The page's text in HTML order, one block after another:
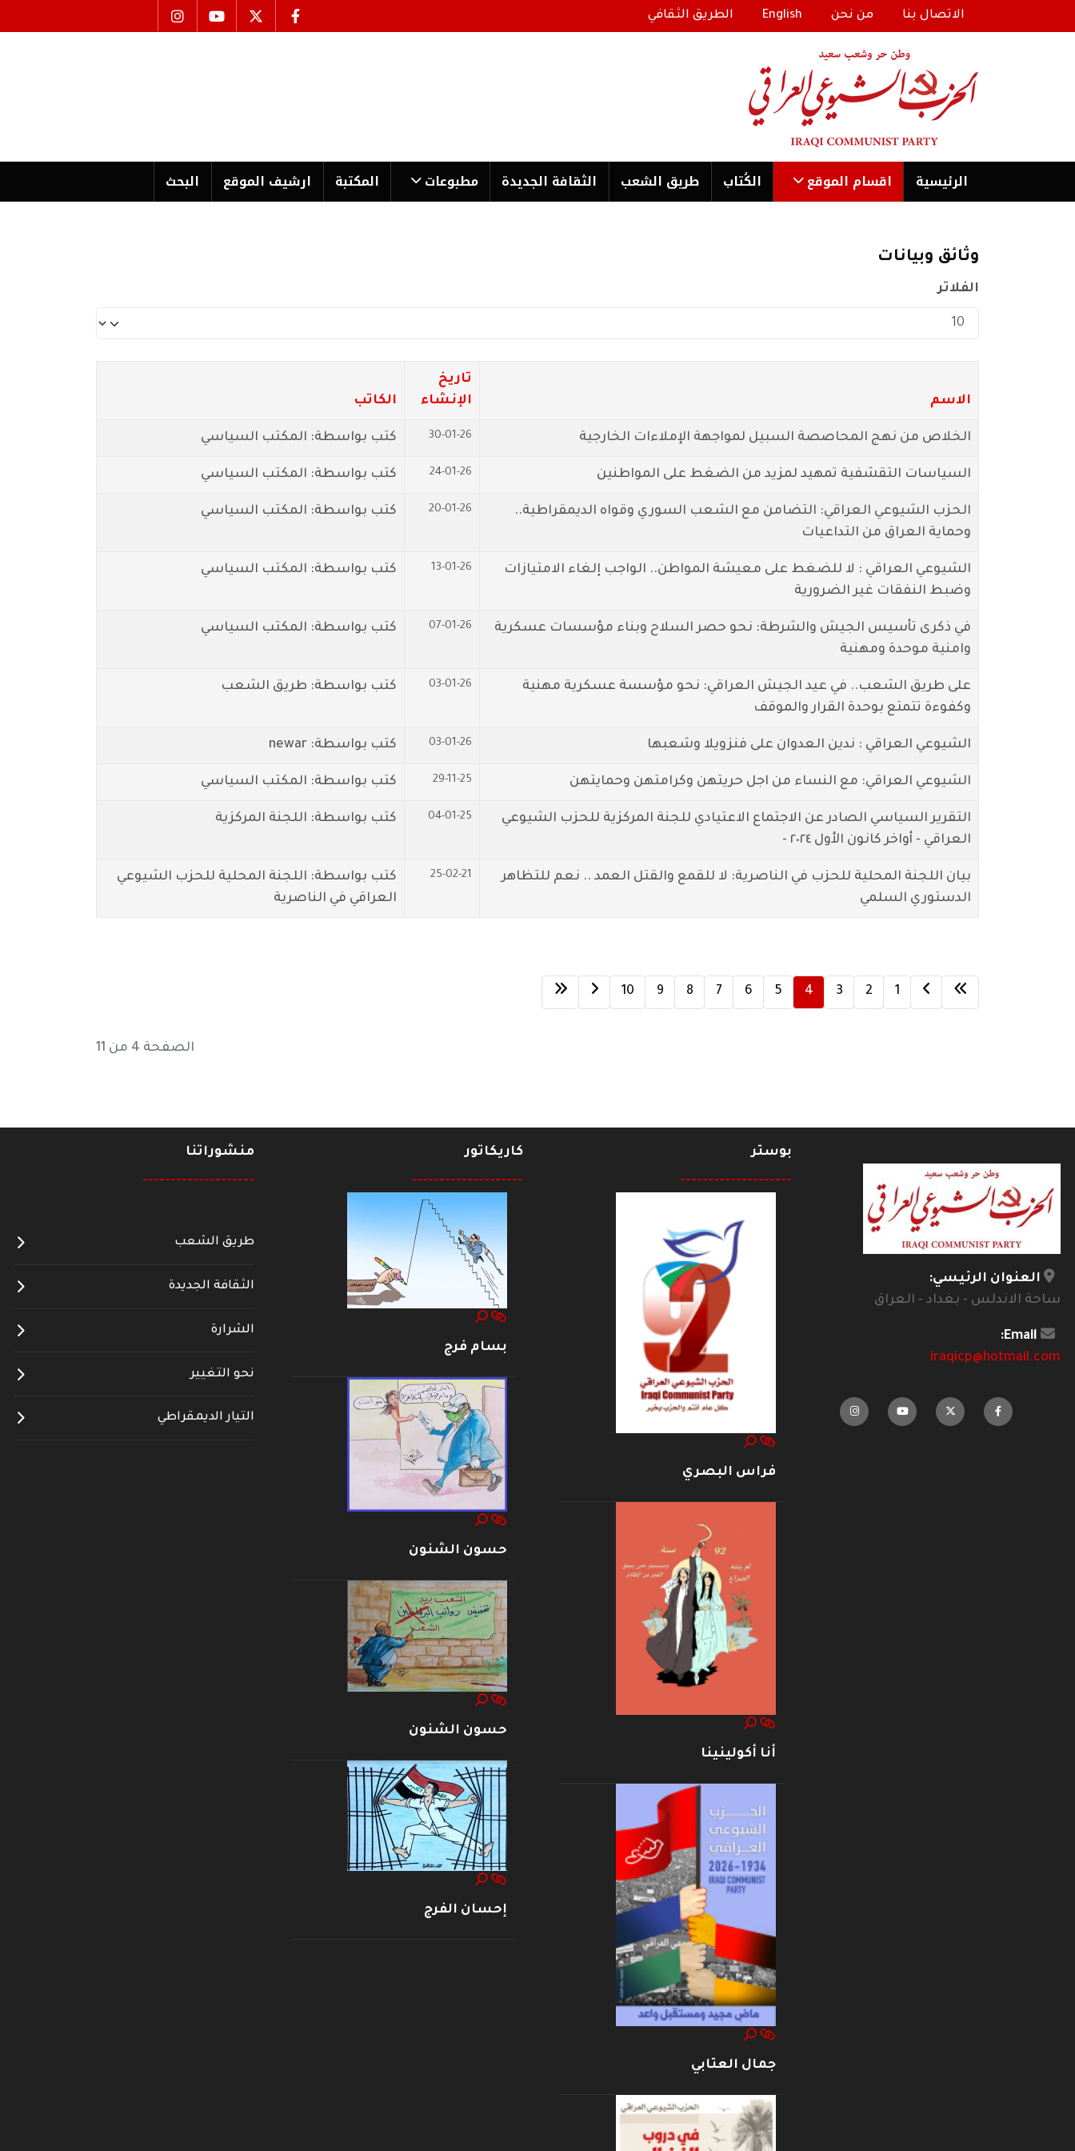
الاتصال بنا من نحن English الطريق الثقافي
الرئیسية اقسام الموقع الكُتاب طریق الشعب الثقافة الجدیدة مطبوعات المكتبة ارشیف الموقع البحث
وثائق وبيانات
الفلاتر
عدد الإظهارات:
الاسم
تاريخ
الإنشاء
الكاتب
الخلاص من نهج المحاصصة السبيل لمواجهة الإملاءات الخارجية 30-01-26 كتب بواسطة: المكتب السياسي
السياسات التقشفية تمهيد لمزيد من الضغط على المواطنين 24-01-26 كتب بواسطة: المكتب السياسي
الحزب الشيوعي العراقي: التضامن مع الشعب السوري وقواه الديمقراطية..
وحماية العراق من التداعيات
20-01-26 كتب بواسطة: المكتب السياسي
الشيوعي العراقي : لا للضغط على معيشة المواطن.. الواجب إلغاء الامتيازات
وضبط النفقات غير الضرورية
13-01-26 كتب بواسطة: المكتب السياسي
في ذكرى تأسيس الجيش والشرطة: نحو حصر السلاح وبناء مؤسسات عسكرية
وامنية موحدة ومهنية
07-01-26 كتب بواسطة: المكتب السياسي
على طريق الشعب.. في عيد الجيش العراقي: نحو مؤسسة عسكرية مهنية
وكفوءة تتمتع بوحدة القرار والموقف
03-01-26 كتب بواسطة: طريق الشعب
الشيوعي العراقي : ندين العدوان على فنزويلا وشعبها 03-01-26 كتب بواسطة: newar
الشيوعي العراقي: مع النساء من اجل حريتهن وكرامتهن وحمايتهن 29-11-25 كتب بواسطة: المكتب السياسي
التقرير السياسي الصادر عن الاجتماع الاعتيادي للجنة المركزية للحزب الشيوعي
العراقي - أواخر كانون الأول ٢٠٢٤ -
04-01-25 كتب بواسطة: اللجنة المركزية
بيان اللجنة المحلية للحزب في الناصرية: لا للقمع والقتل العمد .. نعم للتظاهر
الدستوري السلمي
25-02-21
كتب بواسطة: اللجنة المحلية للحزب الشيوعي
العراقي في الناصرية
1
2
3
4
5
6
7
8
9
10
الصفحة 4 من 11
العنوان الرئيسي:
ساحة الاندلس - بغداد - العراق
Email:
iraqicp@hotmail.com
بوستر
--------------------
فراس البصري
أنا أكولينينا
جمال العتابي
كاريكاتور
--------------------
بسام فرج
حسون الشنون
حسون الشنون
إحسان الفرج
منشوراتنا
--------------------
طريق الشعب
الثقافة الجديدة
الشرارة
نحو التغيير
التيار الديمقراطي